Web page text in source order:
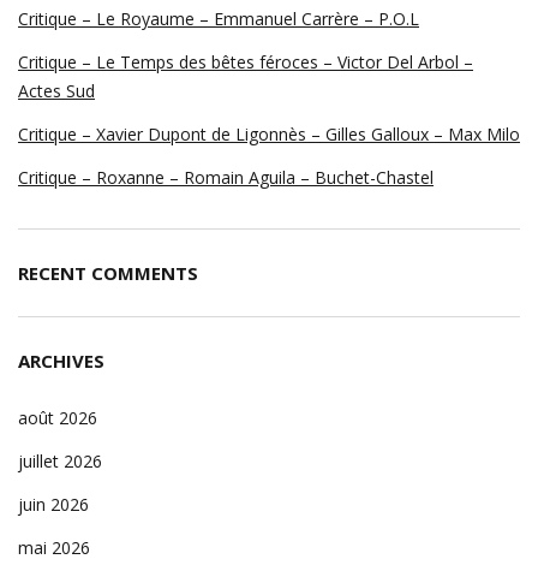
Critique – Le Royaume – Emmanuel Carrère – P.O.L
Critique – Le Temps des bêtes féroces – Victor Del Arbol –
Actes Sud
Critique – Xavier Dupont de Ligonnès – Gilles Galloux – Max Milo
Critique – Roxanne – Romain Aguila – Buchet-Chastel
RECENT COMMENTS
ARCHIVES
août 2026
juillet 2026
juin 2026
mai 2026